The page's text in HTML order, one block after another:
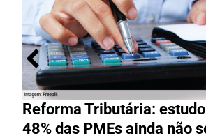
Reforma Tributária:
48% das PMEs ainda não